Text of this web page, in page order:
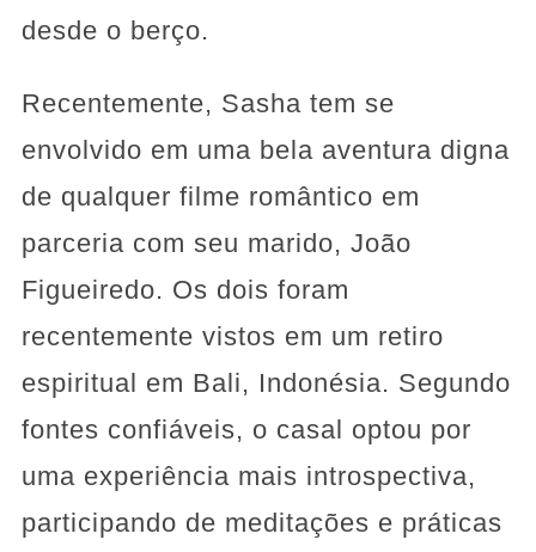
desde o berço.
Recentemente, Sasha tem se
envolvido em uma bela aventura digna
de qualquer filme romântico em
parceria com seu marido, João
Figueiredo. Os dois foram
recentemente vistos em um retiro
espiritual em Bali, Indonésia. Segundo
fontes confiáveis, o casal optou por
uma experiência mais introspectiva,
participando de meditações e práticas